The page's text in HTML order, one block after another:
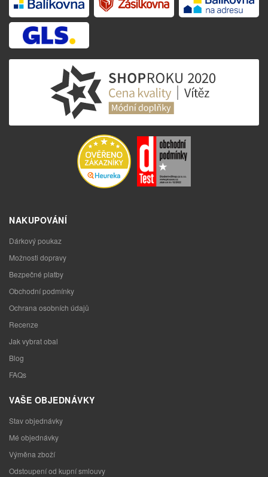
NAKUPOVÁNÍ
Dárkový poukaz
Možnosti dopravy
Bezpečné platby
Obchodní podmínky
Ochrana osobních údajů
Recenze
Jak vybrat obal
Blog
FAQs
VAŠE OBJEDNÁVKY
Stav objednávky
Mé objednávky
Výměna zboží
Odstoupení od kupní smlouvy